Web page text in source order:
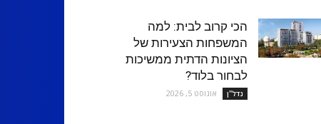
הכי קרוב לבית: למה
המשפחות הצעירות של
הציונות הדתית ממשיכות
לבחור בלוד?
נדל''ן אוגוסט 5, 2026